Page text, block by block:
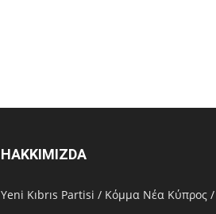
HAKKIMIZDA
Υeni Kıbrıs Partisi / Κόμμα Νέα Κύπρος